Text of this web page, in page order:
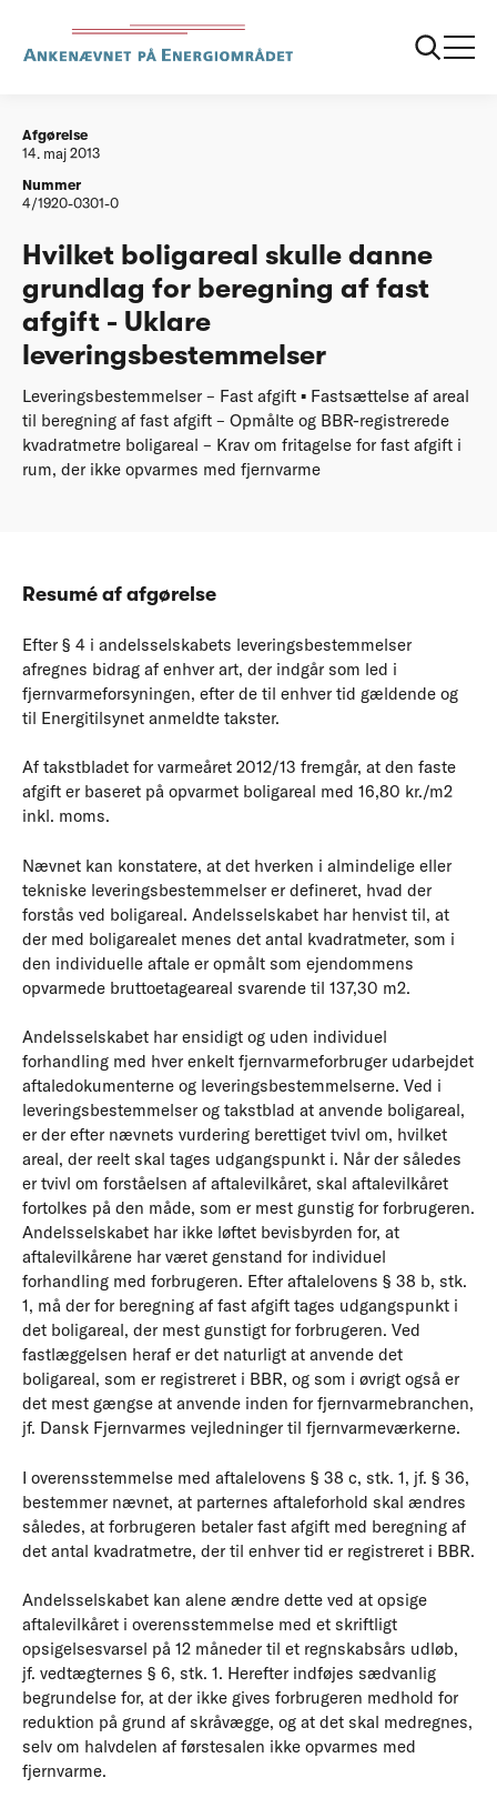
Afgørelser
20130514 Hvilket boligareal skulle danne
grundlag for beregning af fast afgift
Afgørelse
14. maj 2013
Nummer
4/1920-0301-0
Hvilket boligareal skulle danne
grundlag for beregning af fast
afgift - Uklare
leveringsbestemmelser
Leveringsbestemmelser – Fast afgift ▪ Fastsættelse af areal
til beregning af fast afgift – Opmålte og BBR-registrerede
kvadratmetre boligareal – Krav om fritagelse for fast afgift i
rum, der ikke opvarmes med fjernvarme
Resumé af afgørelse
Efter § 4 i andelsselskabets leveringsbestemmelser
afregnes bidrag af enhver art, der indgår som led i
fjernvarmeforsyningen, efter de til enhver tid gældende og
til Energitilsynet anmeldte takster.
Af takstbladet for varmeåret 2012/13 fremgår, at den faste
afgift er baseret på opvarmet boligareal med 16,80 kr./m2
inkl. moms.
Nævnet kan konstatere, at det hverken i almindelige eller
tekniske leveringsbestemmelser er defineret, hvad der
forstås ved boligareal. Andelsselskabet har henvist til, at
der med boligarealet menes det antal kvadratmeter, som i
den individuelle aftale er opmålt som ejendommens
opvarmede bruttoetageareal svarende til 137,30 m2.
Andelsselskabet har ensidigt og uden individuel
forhandling med hver enkelt fjernvarmeforbruger udarbejdet
aftaledokumenterne og leveringsbestemmelserne. Ved i
leveringsbestemmelser og takstblad at anvende boligareal,
er der efter nævnets vurdering berettiget tvivl om, hvilket
areal, der reelt skal tages udgangspunkt i. Når der således
er tvivl om forståelsen af aftalevilkåret, skal aftalevilkåret
fortolkes på den måde, som er mest gunstig for forbrugeren.
Andelsselskabet har ikke løftet bevisbyrden for, at
aftalevilkårene har været genstand for individuel
forhandling med forbrugeren. Efter aftalelovens § 38 b, stk.
1, må der for beregning af fast afgift tages udgangspunkt i
det boligareal, der mest gunstigt for forbrugeren. Ved
fastlæggelsen heraf er det naturligt at anvende det
boligareal, som er registreret i BBR, og som i øvrigt også er
det mest gængse at anvende inden for fjernvarmebranchen,
jf. Dansk Fjernvarmes vejledninger til fjernvarmeværkerne.
I overensstemmelse med aftalelovens § 38 c, stk. 1, jf. § 36,
bestemmer nævnet, at parternes aftaleforhold skal ændres
således, at forbrugeren betaler fast afgift med beregning af
det antal kvadratmetre, der til enhver tid er registreret i BBR.
Andelsselskabet kan alene ændre dette ved at opsige
aftalevilkåret i overensstemmelse med et skriftligt
opsigelsesvarsel på 12 måneder til et regnskabsårs udløb,
jf. vedtægternes § 6, stk. 1. Herefter indføjes sædvanlig
begrundelse for, at der ikke gives forbrugeren medhold for
reduktion på grund af skråvægge, og at det skal medregnes,
selv om halvdelen af førstesalen ikke opvarmes med
fjernvarme.